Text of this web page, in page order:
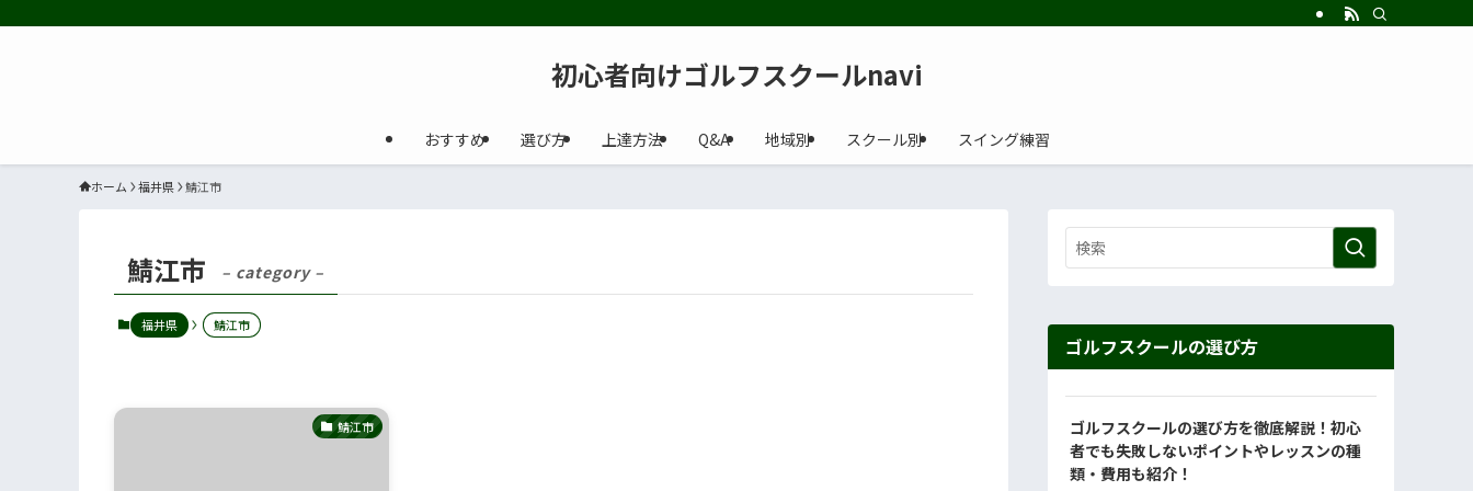
初心者向けゴルフスクールnavi
おすすめ 選び方 上達方法 Q&A 地域別 スクール別 スイング練習
ホーム 福井県 鯖江市
鯖江市 – category –
福井県 鯖江市
鯖江市
ゴルフスクールの選び方
ゴルフスクールの選び方を徹底解説！初心
者でも失敗しないポイントやレッスンの種
類・費用も紹介！